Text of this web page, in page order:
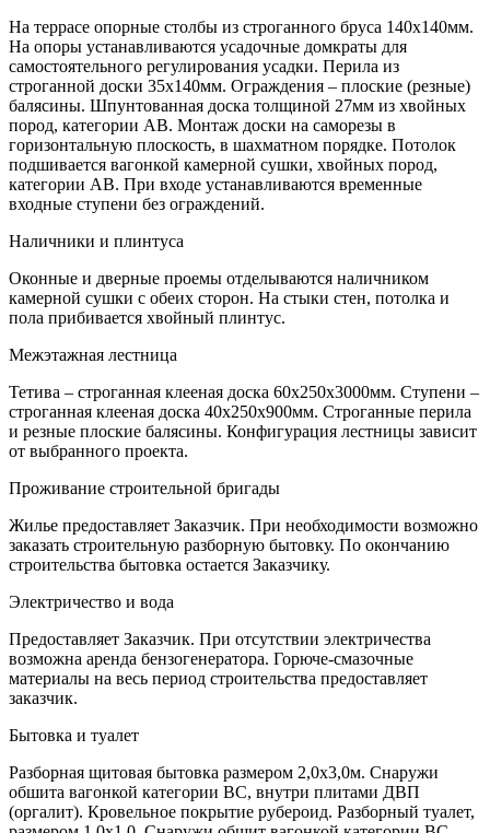
На террасе опорные столбы из строганного бруса 140х140мм.
На опоры устанавливаются усадочные домкраты для
самостоятельного регулирования усадки. Перила из
строганной доски 35х140мм. Ограждения – плоские (резные)
балясины. Шпунтованная доска толщиной 27мм из хвойных
пород, категории АВ. Монтаж доски на саморезы в
горизонтальную плоскость, в шахматном порядке. Потолок
подшивается вагонкой камерной сушки, хвойных пород,
категории АВ. При входе устанавливаются временные
входные ступени без ограждений.
Наличники и плинтуса
Оконные и дверные проемы отделываются наличником
камерной сушки с обеих сторон. На стыки стен, потолка и
пола прибивается хвойный плинтус.
Межэтажная лестница
Тетива – строганная клееная доска 60х250х3000мм. Ступени –
строганная клееная доска 40х250х900мм. Строганные перила
и резные плоские балясины. Конфигурация лестницы зависит
от выбранного проекта.
Проживание строительной бригады
Жилье предоставляет Заказчик. При необходимости возможно
заказать строительную разборную бытовку. По окончанию
строительства бытовка остается Заказчику.
Электричество и вода
Предоставляет Заказчик. При отсутствии электричества
возможна аренда бензогенератора. Горюче-смазочные
материалы на весь период строительства предоставляет
заказчик.
Бытовка и туалет
Разборная щитовая бытовка размером 2,0х3,0м. Снаружи
обшита вагонкой категории ВС, внутри плитами ДВП
(оргалит). Кровельное покрытие рубероид. Разборный туалет,